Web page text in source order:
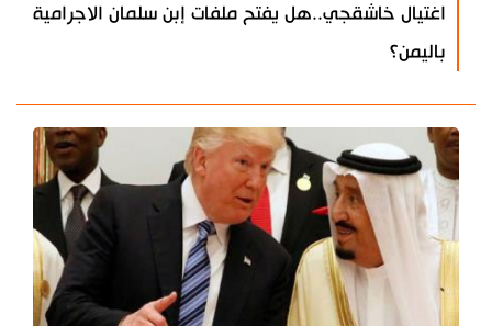
اغتيال خاشقجي..هل يفتح ملفات إبن سلمان الاجرامية
باليمن؟